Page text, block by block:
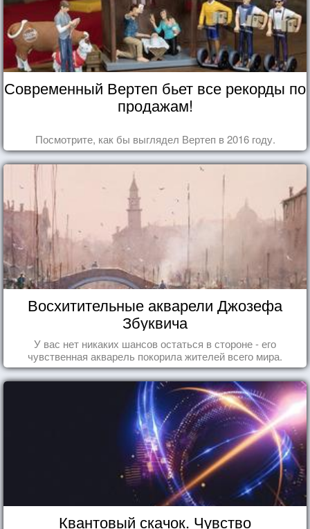
Современный Вертеп бьет все рекорды по
продажам!
Посмотрите, как бы выглядел Вертеп в 2016 году.
Восхитительные акварели Джозефа
Збуквича
У вас нет никаких шансов остаться в стороне - его
чувственная акварель покорила жителей всего мира.
Квантовый скачок. Чувство